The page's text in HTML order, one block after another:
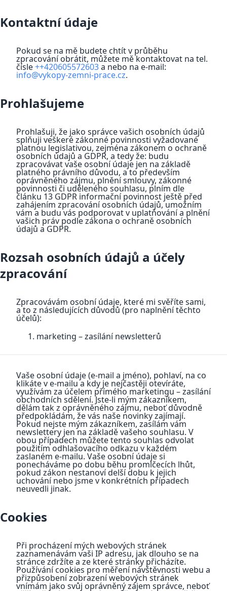
Kontaktní údaje
Pokud se na mě budete chtít v průběhu
zpracování obrátit, můžete mě kontaktovat na tel.
čísle++420605572603a nebo na e-mail:
info@vykopy-zemni-prace.cz.
Prohlašujeme
Prohlašuji, že jako správce vašich osobních údajů
splňuji veškeré zákonné povinnosti vyžadované
platnou legislativou, zejména zákonem o ochraně
osobních údajů a GDPR, a tedy že: budu
zpracovávat vaše osobní údaje jen na základě
platného právního důvodu, a to především
oprávněného zájmu, plnění smlouvy, zákonné
povinnosti či uděleného souhlasu, plním dle
článku 13 GDPR informační povinnost ještě před
zahájením zpracování osobních údajů, umožním
vám a budu vás podporovat v uplatňování a plnění
vašich práv podle zákona o ochraně osobních
údajů a GDPR.
Rozsah osobních údajů a účely
zpracování
Zpracovávám osobní údaje, které mi svěříte sami,
a to z následujících důvodů (pro naplnění těchto
účelů):
marketing – zasílání newsletterů
Vaše osobní údaje (e-mail a jméno), pohlaví, na co
klikáte v e-mailu a kdy je nejčastěji otevíráte,
využívám za účelem přímého marketingu – zasílání
obchodních sdělení. Jste-li mým zákazníkem,
dělám tak z oprávněného zájmu, neboť důvodně
předpokládám, že vás naše novinky zajímají.
Pokud nejste mým zákazníkem, zasílám vám
newslettery jen na základě vašeho souhlasu. V
obou případech můžete tento souhlas odvolat
použitím odhlašovacího odkazu v každém
zaslaném e-mailu. Vaše osobní údaje si
ponecháváme po dobu běhu promlčecích lhůt,
pokud zákon nestanoví delší dobu k jejich
uchování nebo jsme v konkrétních případech
neuvedli jinak.
Cookies
Při procházení mých webových stránek
zaznamenávám vaši IP adresu, jak dlouho se na
stránce zdržíte a ze které stránky přicházíte.
Používání cookies pro měření návštěvnosti webu a
přizpůsobení zobrazení webových stránek
vnímám jako svůj oprávněný zájem správce, neboť